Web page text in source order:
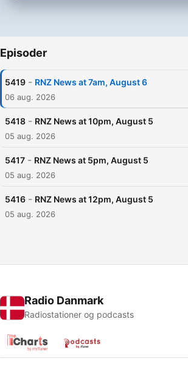
Episoder
5419 - RNZ News at 7am, August 6
06 aug. 2026
5418 - RNZ News at 10pm, August 5
05 aug. 2026
5417 - RNZ News at 5pm, August 5
05 aug. 2026
5416 - RNZ News at 12pm, August 5
05 aug. 2026
Radio Danmark
Radiostationer og podcasts